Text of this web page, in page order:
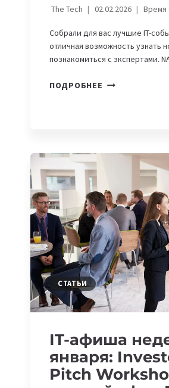
The Tech 02.02.2026 Время
Собрали для вас лучшие IT-
отличная возможность узнать
познакомиться с экспертами.
ПОДРОБНЕЕ IT-
В
ЦЕНТРАЛЬНОЙ
ЕВРАЗИИ
СТАТЬИ
IT-афиша
января:
Pitch